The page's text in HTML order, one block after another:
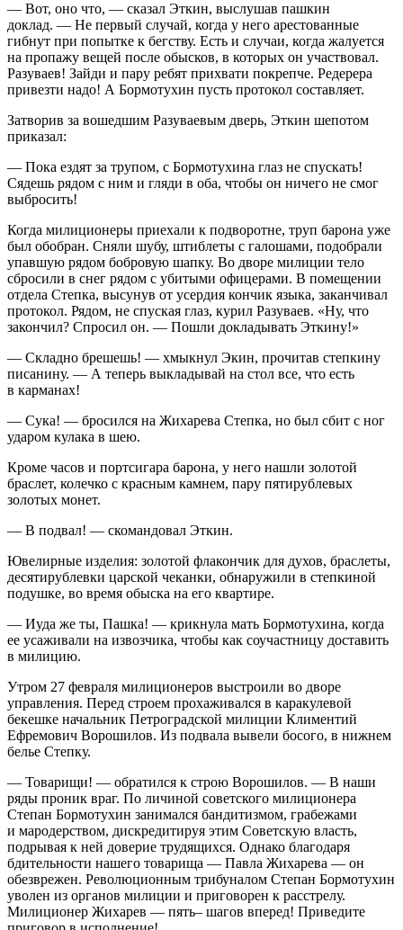
— Вот, оно что, — сказал Эткин, выслушав пашкин
доклад. — Не первый случай, когда у него арестованные
гибнут при попытке к бегству. Есть и случаи, когда жалуется
на пропажу вещей после обысков, в которых он участвовал.
Разуваев! Зайди и пару ребят прихвати покрепче. Редерера
привезти надо! А Бормотухин пусть протокол составляет.
Затворив за вошедшим Разуваевым дверь, Эткин шепотом
приказал:
— Пока ездят за трупом, с Бормотухина глаз не спускать!
Сядешь рядом с ним и гляди в оба, чтобы он ничего не смог
выбросить!
Когда милиционеры приехали к подворотне, труп барона уже
был обобран. Сняли шубу, штиблеты с галошами, подобрали
упавшую рядом бобровую шапку. Во дворе милиции тело
сбросили в снег рядом с убитыми офицерами. В помещении
отдела Степка, высунув от усердия кончик языка, заканчивал
протокол. Рядом, не спуская глаз, курил Разуваев. «Ну, что
закончил? Спросил он. — Пошли докладывать Эткину!»
— Складно брешешь! — хмыкнул Экин, прочитав степкину
писанину. — А теперь выкладывай на стол все, что есть
в карманах!
— Сука! — бросился на Жихарева Степка, но был сбит с ног
ударом кулака в шею.
Кроме часов и портсигара барона, у него нашли золотой
браслет, колечко с красным камнем, пару пятирублевых
золотых монет.
— В подвал! — скомандовал Эткин.
Ювелирные изделия: золотой флакончик для духов, браслеты,
десятирублевки царской чеканки, обнаружили в степкиной
подушке, во время обыска на его квартире.
— Иуда же ты, Пашка! — крикнула мать Бормотухина, когда
ее усаживали на извозчика, чтобы как соучастницу доставить
в милицию.
Утром 27 февраля милиционеров выстроили во дворе
управления. Перед строем прохаживался в каракулевой
бекешке начальник Петроградской милиции Климентий
Ефремович Ворошилов. Из подвала вывели босого, в нижнем
белье Степку.
— Товарищи! — обратился к строю Ворошилов. — В наши
ряды проник враг. По личиной советского милиционера
Степан Бормотухин занимался бандитизмом, грабежами
и мародерством, дискредитируя этим Советскую власть,
подрывая к ней доверие трудящихся. Однако благодаря
бдительности нашего товарища — Павла Жихарева — он
обезврежен. Революционным трибуналом Степан Бормотухин
уволен из органов милиции и приговорен к расстрелу.
Милиционер Жихарев — пять– шагов вперед! Приведите